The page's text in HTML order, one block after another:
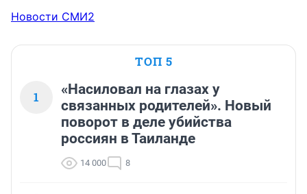
Новости СМИ2
ТОП 5
1
«Насиловал на глазах у
связанных родителей». Новый
поворот в деле убийства
россиян в Таиланде
14 000 8